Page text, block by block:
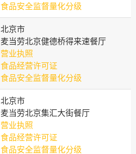
食品安全监督量化分级
北京市
麦当劳北京健德桥得来速餐厅
营业执照
食品经营许可证
食品安全监督量化分级
北京市
麦当劳北京集汇大街餐厅
营业执照
食品经营许可证
食品安全监督量化分级